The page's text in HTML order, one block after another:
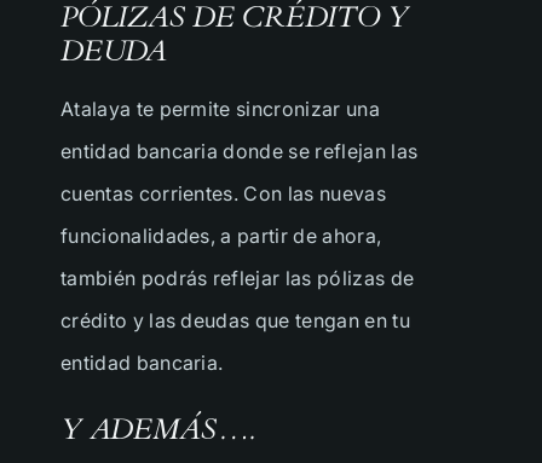
PÓLIZAS DE CRÉDITO Y
DEUDA
Atalaya te permite sincronizar una
entidad bancaria donde se reflejan las
cuentas corrientes. Con las nuevas
funcionalidades, a partir de ahora,
también podrás reflejar las pólizas de
crédito y las deudas que tengan en tu
entidad bancaria.
Y ADEMÁS….
Correo electrónico